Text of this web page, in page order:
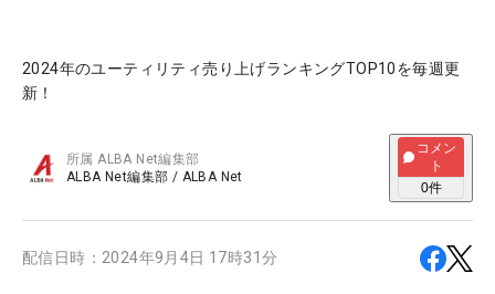
2024年のユーティリティ売り上げランキングTOP10を毎週更
新！
所属ALBA Net編集部
ALBA Net編集部 / ALBA Net
コメン
ト
0件
配信日時： 2024年9月4日 17時31分